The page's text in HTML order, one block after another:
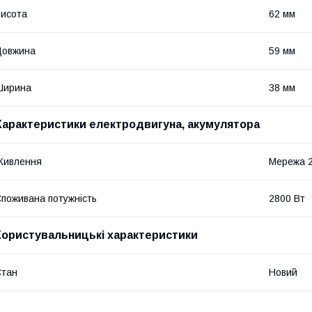
62 мм
59 мм
38 мм
електродвигуна, акумулятора
Мережа
потужність 2800 Вт
характеристики
Новий